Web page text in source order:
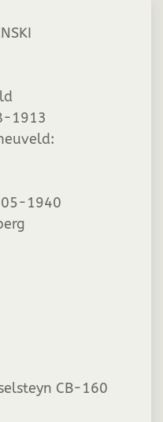
1913
1940
CB-160